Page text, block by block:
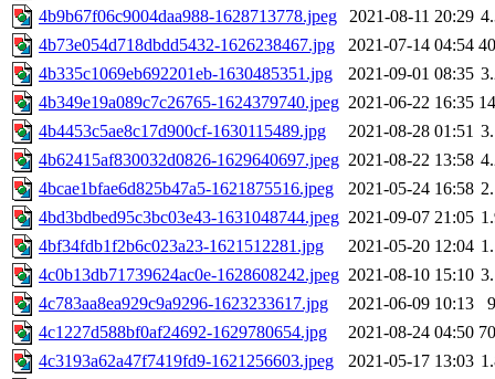
4b9b67f06c9004daa988-1628713778.jpeg
2021-08-11 20:29
4b73e054d718dbdd5432-1626238467.jpg
2021-07-14 04:54
4b335c1069eb692201eb-1630485351.jpg
2021-09-01 08:35
4b349e19a089c7c26765-1624379740.jpeg 2021-06-22 16:35
4b4453c5ae8c17d900cf-1630115489.jpg
2021-08-28 01:51
4b62415af830032d0826-1629640697.jpeg 2021-08-22 13:58
4bcae1bfae6d825b47a5-1621875516.jpeg
2021-05-24 16:58
4bd3bdbed95c3bc03e43-1631048744.jpeg 2021-09-07 21:05
4bf34fdb1f2b6c023a23-1621512281.jpg
2021-05-20 12:04
4c0b13db71739624ac0e-1628608242.jpeg 2021-08-10 15:10
4c783aa8ea929c9a9296-1623233617.jpg
2021-06-09 10:13
4c1227d588bf0af24692-1629780654.jpg
2021-08-24 04:50
4c3193a62a47f7419fd9-1621256603.jpeg
2021-05-17 13:03